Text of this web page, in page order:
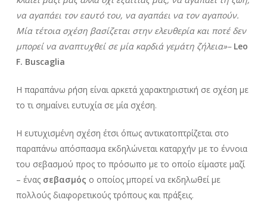
να αγαπάει τον εαυτό του, να αγαπάει να τον αγαπούν.
Μία τέτοια σχέση βασίζεται στην ελευθερία και ποτέ δεν
μπορεί να αναπτυχθεί σε μία καρδιά γεμάτη ζήλεια»– Leo
F. Buscaglia
Η παραπάνω ρήση είναι αρκετά χαρακτηριστική σε σχέση με
το τι σημαίνει ευτυχία σε μία σχέση.
Η ευτυχισμένη σχέση έτσι όπως αντικατοπτρίζεται στο
παραπάνω απόσπασμα εκδηλώνεται καταρχήν με το έννοια
του σεβασμού προς το πρόσωπο με το οποίο είμαστε μαζί
– ένας σεβασμός ο οποίος μπορεί να εκδηλωθεί με
πολλούς διαφορετικούς τρόπους και πράξεις.